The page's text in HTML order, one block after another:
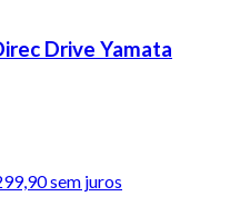
Drive Yamata
sem juros